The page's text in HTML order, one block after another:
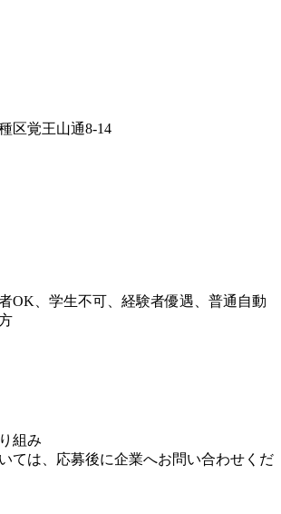
区覚王山通8-14
OK、学生不可、経験者優遇、普通自動
組み
ては、応募後に企業へお問い合わせくだ